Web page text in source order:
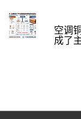
空调
成了